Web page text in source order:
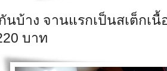
นบ้าง จานแรกเป็นสเต็กเ
บาท